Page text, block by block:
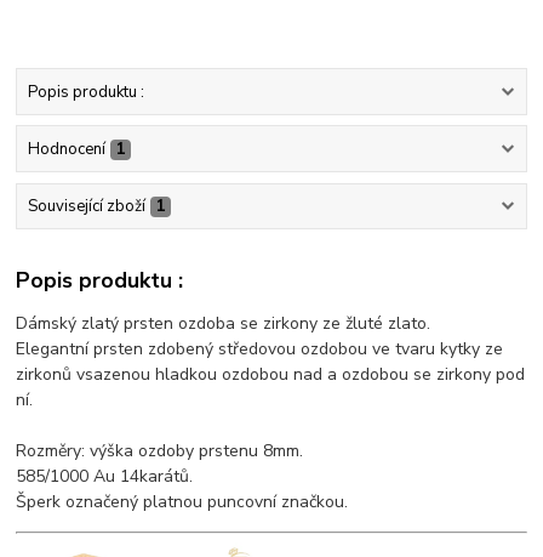
Popis produktu :
Hodnocení 1
Související zboží 1
Popis produktu :
Dámský zlatý prsten ozdoba se zirkony ze žluté zlato.
Elegantní prsten zdobený středovou ozdobou ve tvaru kytky ze
zirkonů vsazenou hladkou ozdobou nad a ozdobou se zirkony pod
ní.
Rozměry: výška ozdoby prstenu 8mm.
585/1000 Au 14karátů.
Šperk označený platnou puncovní značkou.